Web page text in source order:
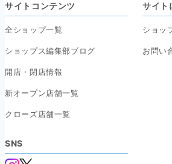
サイトコンテンツ
全ショップ一覧
ショップス編集部ブログ
開店・閉店情報
新オープン店舗一覧
クローズ店舗一覧
サイト
ショッ
お問い
SNS